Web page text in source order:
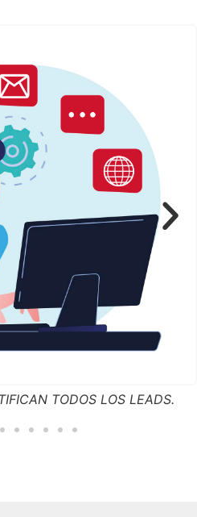
TODOS LOS LEADS.